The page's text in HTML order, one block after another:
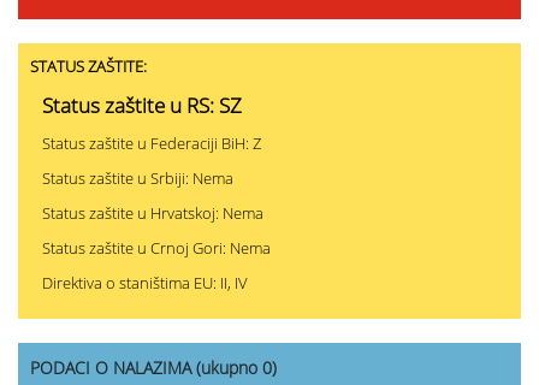
STATUS ZAŠTITE:
Status zaštite u RS: SZ
Status zaštite u Federaciji BiH: Z
Status zaštite u Srbiji: Nema
Status zaštite u Hrvatskoj: Nema
Status zaštite u Crnoj Gori: Nema
Direktiva o staništima EU: II, IV
PODACI O NALAZIMA (ukupno 0)